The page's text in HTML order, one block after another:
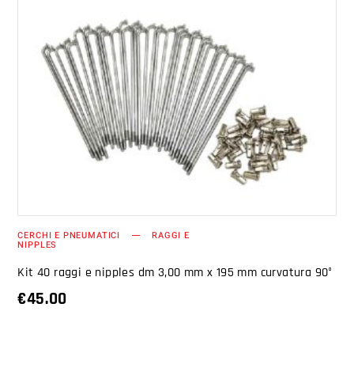
AGGIUNGI AL CARRELLO
CERCHI E PNEUMATICI RAGGI E
NIPPLES
Kit 40 raggi e nipples dm 3,00 mm x 195 mm curvatura 90°
€45.00